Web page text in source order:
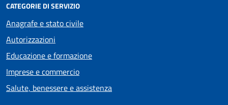
CATEGORIE DI SERVIZIO
Anagrafe e stato civile
Autorizzazioni
Educazione e formazione
Imprese e commercio
Salute, benessere e assistenza